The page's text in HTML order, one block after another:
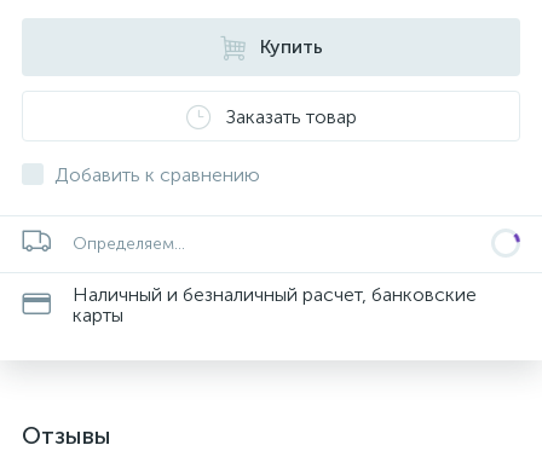
Купить
Заказать товар
Добавить к сравнению
Определяем...
Наличный и безналичный расчет, банковские
карты
Отзывы